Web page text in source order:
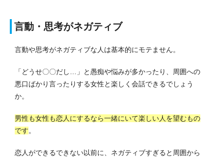
言動・思考がネガティブ
言動や思考がネガティブな人は基本的にモテません。
「どうせ〇〇だし…」と愚痴や悩みが多かったり、周囲への
悪口ばかり言ったりする女性と楽しく会話できるでしょう
か。
男性も女性も恋人にするなら一緒にいて楽しい人を望むもの
です。
恋人ができるできない以前に、ネガティブすぎると周囲から